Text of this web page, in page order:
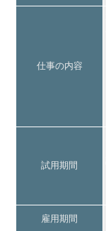
仕事の内容
試用期間
雇用期間